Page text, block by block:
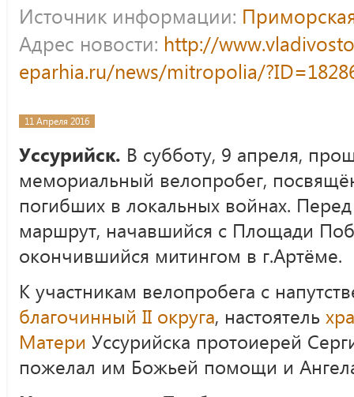
Источник информации:
Адрес новости: http://
eparhia.ru/news/mitropolia/
11 Апреля 2016
Уссурийск. В субботу, 9 апреля,
мемориальный велопробег,
погибших в локальных войнах.
маршрут, начавшийся с Площади
окончившийся митингом в г.Артёме.
К участникам велопробега с
благочинный II округа, настоятель
Матери Уссурийска протоиерей
пожелал им Божьей помощи и